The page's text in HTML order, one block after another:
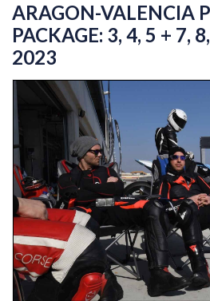
ARAGON-VALENCIA
PACKAGE: 3, 4, 5 + 7,
2023